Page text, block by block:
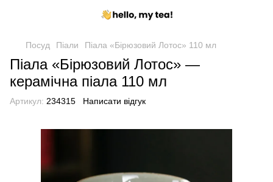
Посуд Піали Піала «Бірюзовий Лотос» 110 мл
Піала «Бірюзовий Лотос» —
керамічна піала 110 мл
Артикул: 234315 Написати відгук